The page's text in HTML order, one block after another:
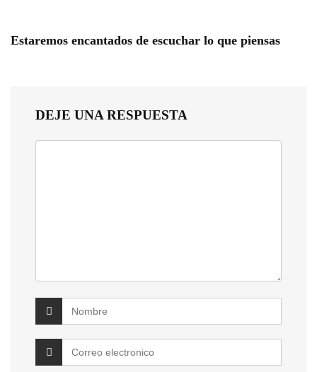
Estaremos encantados de escuchar lo que piensas
DEJE UNA RESPUESTA